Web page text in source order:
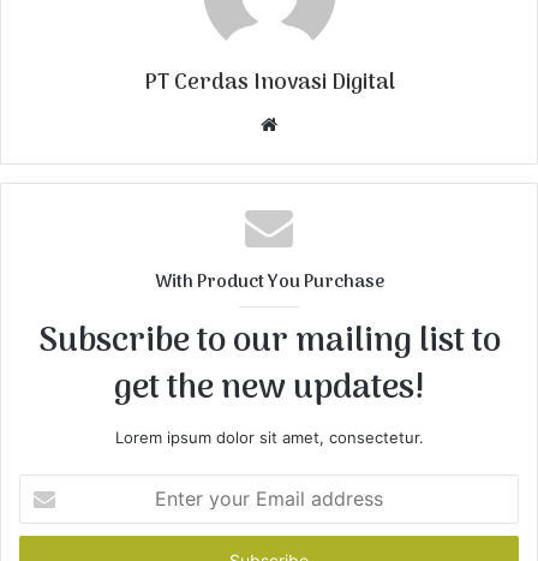
PT Cerdas Inovasi Digital
b
s
i
With Product You Purchase
Subscribe to our mailing list to
get the new updates!
Lorem ipsum dolor sit amet, consectetur.
t